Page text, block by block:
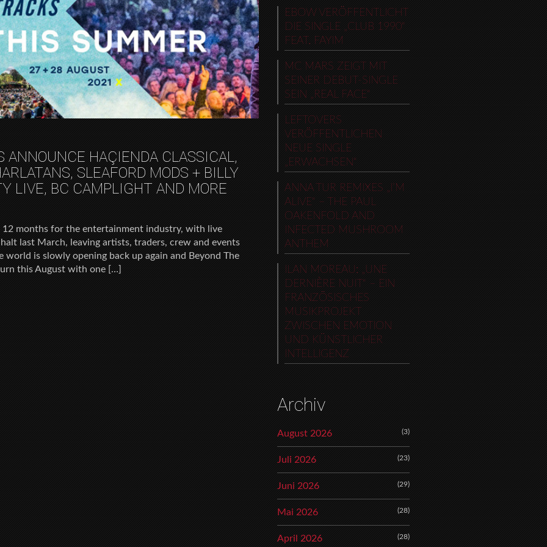
ANNOUNCE HAÇIENDA CLASSICAL,
SLEAFORD MODS + BILLY
LIVE, BC CAMPLIGHT AND MORE
months for the entertainment industry, with live
last March, leaving artists, traders, crew and events
is slowly opening back up again and Beyond The
this August with one […]
EBOW VERÖFFENTLICHT
DIE SINGLE „CLUB 1990“
FEAT. FAYIM
MC MARS ZEIGT MIT
SEINER DEBUT-SINGLE
SEIN „REAL FACE“
LEFTOVERS
VERÖFFENTLICHEN
NEUE SINGLE
„ERWACHSEN“
ANNA TUR REMIXES „I’M
ALIVE“ – THE PAUL
OAKENFOLD AND
INFECTED MUSHROOM
ANTHEM
ILAN MOREAU: „UNE
DERNIÈRE NUIT“ – EIN
FRANZÖSISCHES
MUSIKPROJEKT
ZWISCHEN EMOTION
UND KÜNSTLICHER
INTELLIGENZ
Archiv
August 2026 (3)
Juli 2026 (23)
Juni 2026 (29)
Mai 2026 (28)
April 2026 (28)